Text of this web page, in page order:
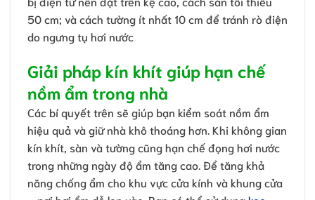
50 cm; và cách tường ít nhất 10 cm để tránh rò điện
do ngưng tụ hơi nước
Giải pháp kín khít giúp hạn chế
nồm ẩm trong nhà
Các bí quyết trên sẽ giúp bạn kiểm soát nồm ẩm
hiệu quả và giữ nhà khô thoáng hơn. Khi không gian
kín khít, sàn và tường cũng hạn chế đọng hơi nước
trong những ngày độ ẩm tăng cao. Để tăng khả
năng chống ẩm cho khu vực cửa kính và khung cửa